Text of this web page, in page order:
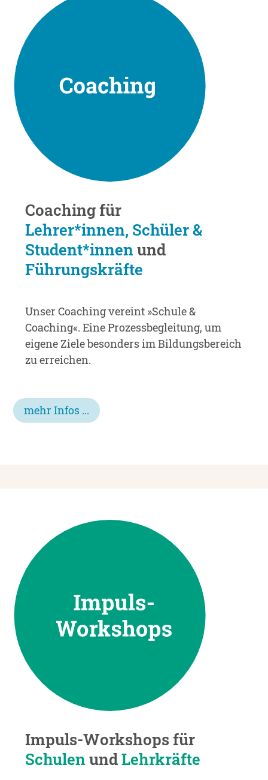
Coaching für
Lehrer*innen, Schüler &
Student*innenund
Führungskräfte
Unser Coaching vereint »Schule &
Coaching«. Eine Prozess­begleitung, um
eigene Ziele besonders im Bildungs­bereich
zu erreichen.
mehr Infos ...
Impuls-Workshops für
SchulenundLehrkräfte